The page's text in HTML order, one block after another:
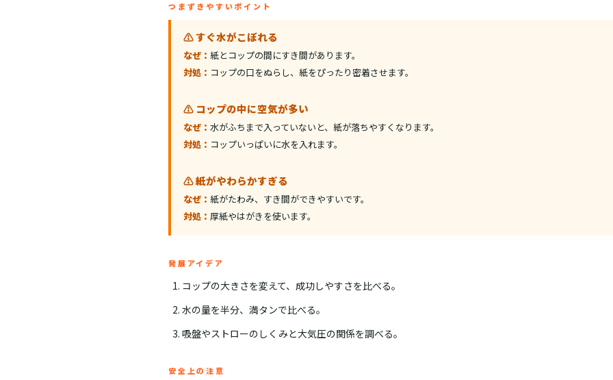
つまずきやすいポイント
⚠️ すぐ水がこぼれる
なぜ： 紙とコップの間にすき間があります。
対処： コップの口をぬらし、紙をぴったり密着させます。
⚠️ コップの中に空気が多い
なぜ： 水がふちまで入っていないと、紙が落ちやすくなります。
対処： コップいっぱいに水を入れます。
⚠️ 紙がやわらかすぎる
なぜ： 紙がたわみ、すき間ができやすいです。
対処： 厚紙やはがきを使います。
発展アイデア
コップの大きさを変えて、成功しやすさを比べる。
水の量を半分、満タンで比べる。
吸盤やストローのしくみと大気圧の関係を調べる。
安全上の注意